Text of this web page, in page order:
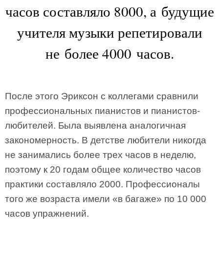
часов составляло 8000, а будущие
учителя музыки репетировали
не более 4000 часов.
После этого Эриксон с коллегами сравнили
профессиональных пианистов и пианистов-
любителей. Была выявлена аналогичная
закономерность. В детстве любители никогда
не занимались более трех часов в неделю,
поэтому к 20 годам общее количество часов
практики составляло 2000. Профессионалы
того же возраста имели «в багаже» по 10 000
часов упражнений.